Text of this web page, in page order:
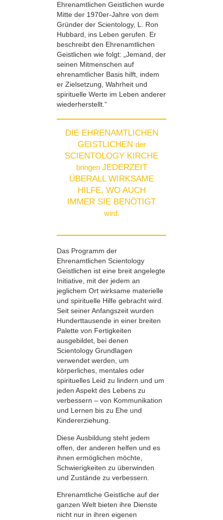
Ehrenamtlichen Geistlichen wurde
Mitte der 1970er-Jahre von dem
Gründer der Scientology, L. Ron
Hubbard, ins Leben gerufen. Er
beschreibt den Ehrenamtlichen
Geistlichen wie folgt: „Jemand, der
seinen Mitmenschen auf
ehrenamtlicher Basis hilft, indem
er Zielsetzung, Wahrheit und
spirituelle Werte im Leben anderer
wiederherstellt.“
DIE EHRENAMTLICHEN
GEISTLICHEN der
SCIENTOLOGY KIRCHE
bringen JEDERZEIT
ÜBERALL WIRKSAME
HILFE, WO AUCH
IMMER SIE BENÖTIGT
wird.
Das Programm der
Ehrenamtlichen Scientology
Geistlichen ist eine breit angelegte
Initiative, mit der jedem an
jeglichem Ort wirksame materielle
und spirituelle Hilfe gebracht wird.
Seit seiner Anfangszeit wurden
Hunderttausende in einer breiten
Palette von Fertigkeiten
ausgebildet, bei denen
Scientology Grundlagen
verwendet werden, um
körperliches, mentales oder
spirituelles Leid zu lindern und um
jeden Aspekt des Lebens zu
verbessern – von Kommunikation
und Lernen bis zu Ehe und
Kindererziehung.
Diese Ausbildung steht jedem
offen, der anderen helfen und es
ihnen ermöglichen möchte,
Schwierigkeiten zu überwinden
und Zustände zu verbessern.
Ehrenamtliche Geistliche auf der
ganzen Welt bieten ihre Dienste
nicht nur in ihren eigenen